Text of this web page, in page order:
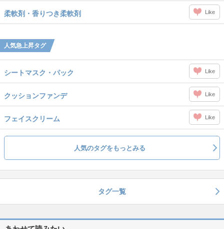
柔軟剤・香りつき柔軟剤 Like
人気急上昇タグ
シートマスク・パック Like
クッションファンデ Like
フェイスクリーム Like
人気のタグをもっとみる
タグ一覧